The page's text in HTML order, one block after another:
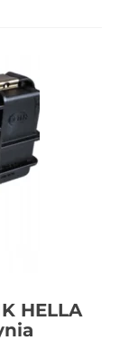
HELLA